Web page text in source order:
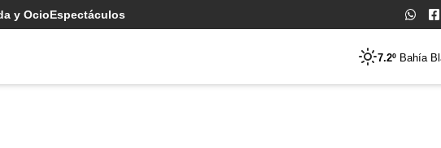
y OcioEspectáculos
7.2º Bahía